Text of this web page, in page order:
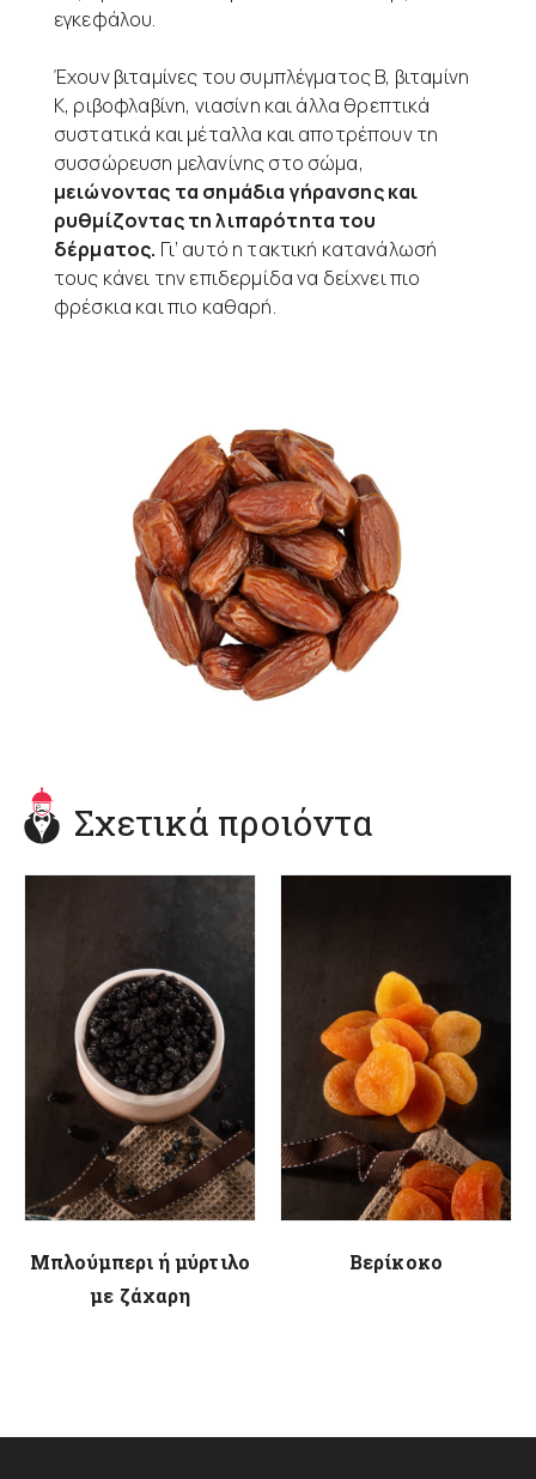
εγκεφάλου.
Έχουν βιταμίνες του συμπλέγματος Β, βιταμίνη
Κ, ριβοφλαβίνη, νιασίνη και άλλα θρεπτικά
συστατικά και μέταλλα και αποτρέπουν τη
συσσώρευση μελανίνης στο σώμα,
μειώνοντας τα σημάδια γήρανσης και
ρυθμίζοντας τη λιπαρότητα του
δέρματος. Γι’ αυτό η τακτική κατανάλωσή
τους κάνει την επιδερμίδα να δείχνει πιο
φρέσκια και πιο καθαρή.
Σχετικά προιόντα
Μπλούμπερι ή μύρτιλο
με ζάχαρη
Βερίκοκο